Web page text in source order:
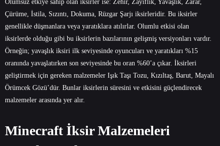
Olumsuz etkiye sahip olan iksirler ise: Zehir, Zayıflık, Yavaşlık, Zarar,
Çürüme, İstila, Sızıntı, Dokuma, Rüzgar Şarjı iksirleridir. Bu iksirler
genellikle düşmanlara veya yaratıklara atılırlar. Olumlu etkisi olan
iksirlerde olduğu gibi bu iksirlerin bazılarının gelişmiş versiyonları vardır.
Örneğin; yavaşlık iksiri ilk seviyesinde oyuncuları ve yaratıkları %15
oranında yavaşlatırken son seviyesinde bu oran %60’a çıkar. İksirleri
geliştirmek için gereken malzemeler Işık Taşı Tozu, Kızıltaş, Barut, Mayalı
Örümcek Gözü’dür. Bunlar iksirlerin süresini ve etkisini güçlendirecek
malzemeler arasında yer alır.
Minecraft İksir Malzemeleri